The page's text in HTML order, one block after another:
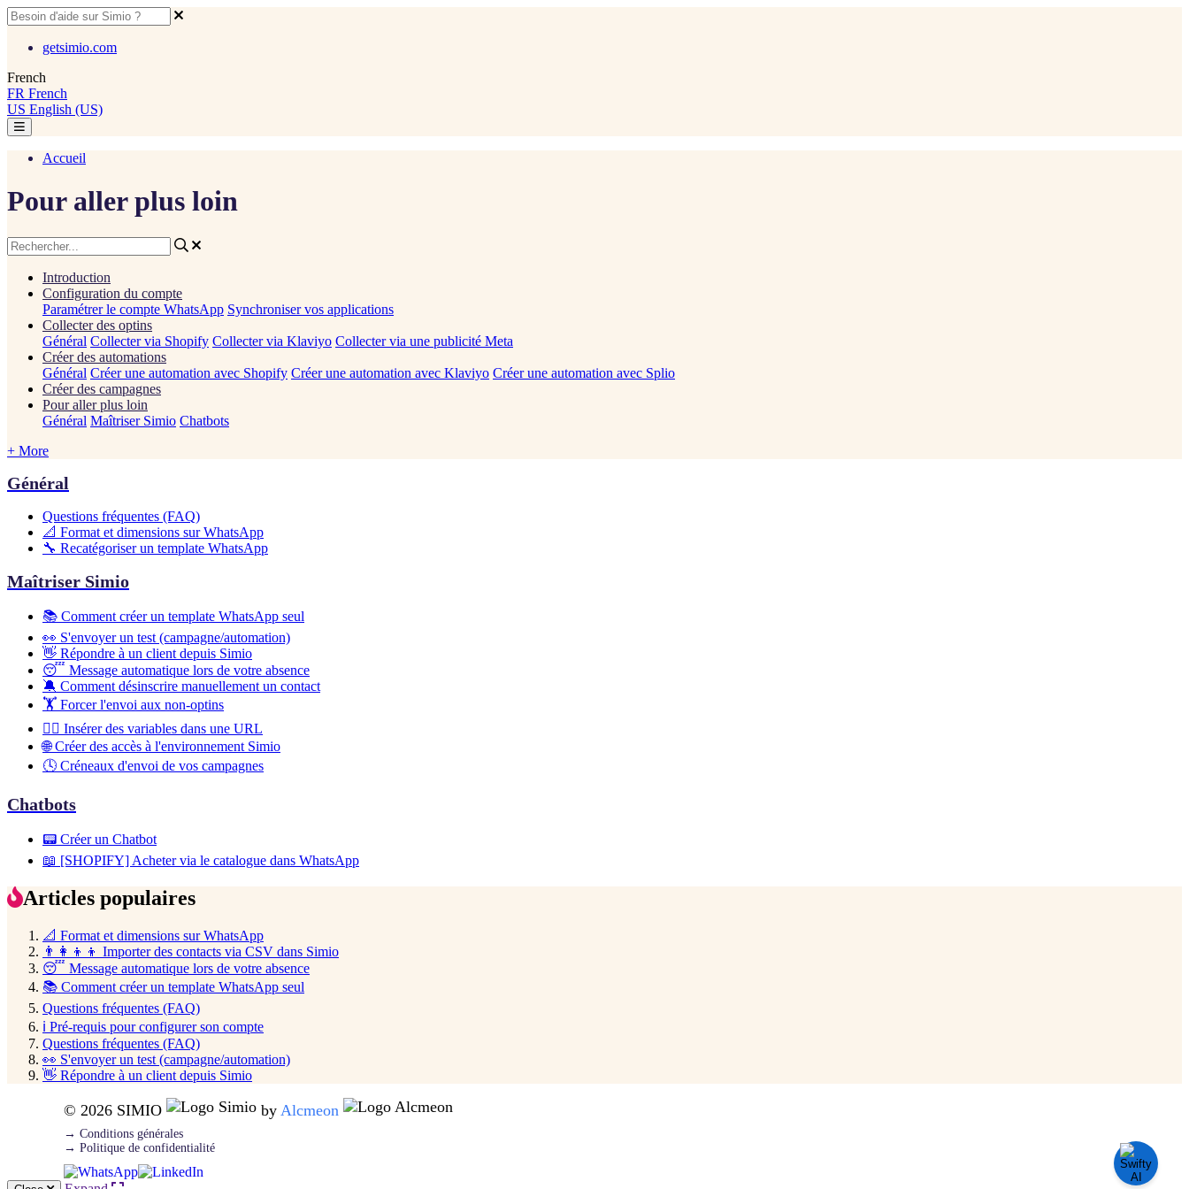
getsimio.com
French
FR French
US English (US)
Accueil
Pour aller plus loin
Introduction
Configuration du compte
Paramétrer le compte WhatsApp Synchroniser vos applications
Collecter des optins
Général Collecter via Shopify Collecter via Klaviyo Collecter via une publicité Meta
Créer des automations
Général Créer une automation avec Shopify Créer une automation avec Klaviyo Créer une automation avec Splio
Créer des campagnes
Pour aller plus loin
Général Maîtriser Simio Chatbots
+ More
Général
Questions fréquentes (FAQ)
📐 Format et dimensions sur WhatsApp
🔧 Recatégoriser un template WhatsApp
Maîtriser Simio
📚 Comment créer un template WhatsApp seul
👀 S'envoyer un test (campagne/automation)
👋 Répondre à un client depuis Simio
😴 Message automatique lors de votre absence
🔕 Comment désinscrire manuellement un contact
🏋️ Forcer l'envoi aux non-optins
🧙‍♂️ Insérer des variables dans une URL
🌐 Créer des accès à l'environnement Simio
🕓 Créneaux d'envoi de vos campagnes
Chatbots
📟 Créer un Chatbot
📖 [SHOPIFY] Acheter via le catalogue dans WhatsApp
Articles populaires
📐 Format et dimensions sur WhatsApp
👨‍👩‍👦‍👦 Importer des contacts via CSV dans Simio
😴 Message automatique lors de votre absence
📚 Comment créer un template WhatsApp seul
Questions fréquentes (FAQ)
ℹ️ Pré-requis pour configurer son compte
Questions fréquentes (FAQ)
👀 S'envoyer un test (campagne/automation)
👋 Répondre à un client depuis Simio
© 2026 SIMIO by Alcmeon
→ Conditions générales
→ Politique de confidentialité